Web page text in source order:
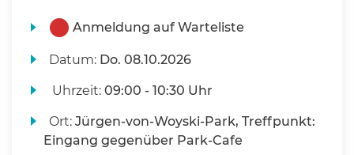
Anmeldung auf Warteliste
Datum: Do. 08.10.2026
Uhrzeit:09:00 - 10:30 Uhr
Ort:Jürgen-von-Woyski-Park, Treffpunkt:
Eingang gegenüber Park-Cafe